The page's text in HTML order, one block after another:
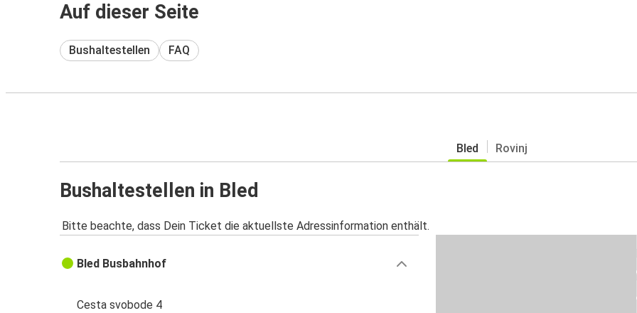
Auf dieser Seite
Bushaltestellen FAQ
Bled Rovinj
Bushaltestellen in Bled
Bitte beachte, dass Dein Ticket die aktuellste Adressinformation enthält.
Bled Busbahnhof
Cesta svobode 4